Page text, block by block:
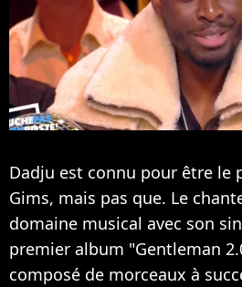
Dadju est connu pour être le
Gims, mais pas que. Le
domaine musical avec son
premier album "Gentleman
composé de morceaux à